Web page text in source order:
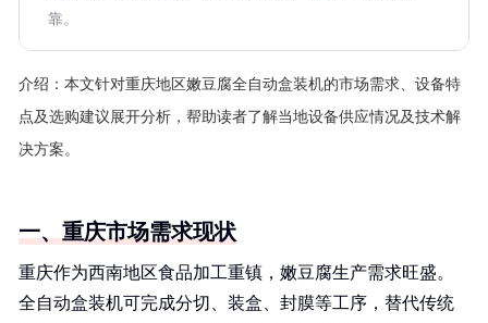
靠。
介绍： 本文针对重庆地区嫩豆腐全自动盒装机的市场需求、设备特
点及选购建议展开分析，帮助读者了解当地设备供应情况及技术解
决方案。
一、重庆市场需求现状
重庆作为西南地区食品加工重镇，嫩豆腐生产需求旺盛。
全自动盒装机可完成分切、装盒、封膜等工序，替代传统